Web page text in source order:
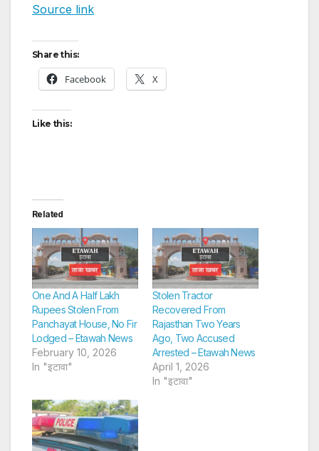
Source link
Share this:
Facebook X
Like this:
Related
One And A Half Lakh
Rupees Stolen From
Panchayat House, No Fir
Lodged – Etawah News
February 10, 2026
In "इटावा"
Stolen Tractor
Recovered From
Rajasthan Two Years
Ago, Two Accused
Arrested – Etawah News
April 1, 2026
In "इटावा"